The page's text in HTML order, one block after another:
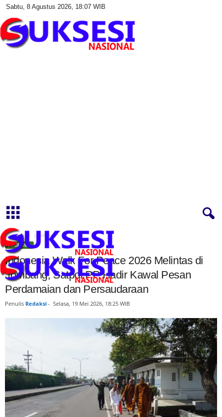
Sabtu, 8 Agustus 2026, 18:07 WIB
Beranda Jombang
JOMBANG
Indonesia Walk For Peace 2026 Melintas di
Jombang, Satpol PP Hadir Kawal Pesan
Perdamaian dan Persaudaraan
Penulis Redaksi - Selasa, 19 Mei 2026, 18:25 WIB